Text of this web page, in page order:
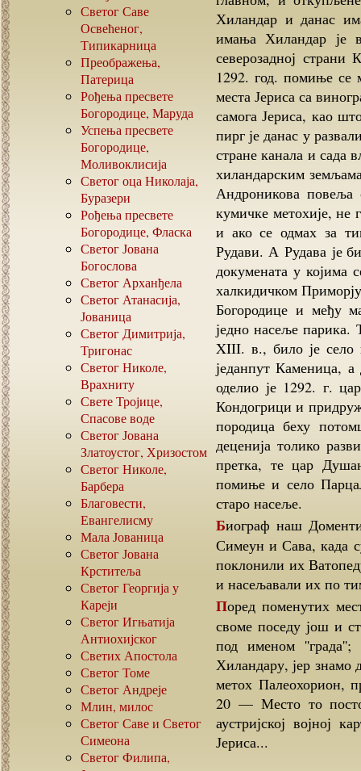
Светог Саве
Освећеног,
Типикарница
Преображења,
Патерица
Рођења пресвете
Богородице, Маруда
Успења пресвете
Богородице,
Моливоклисија
Светог оца Николаја,
Буразери
Рођења пресвете
Богородице, Фласка
Светог Јована
Богослова
Светог Арханђела
Светог Атанасија,
Јованица
Светог Димитрија,
Тригонас
Светог Николе,
Врахниту
Свете Тројице,
Спасове воде
Светог Јована
Златоустог, Хризостом
Светог Николе,
Барбера
Благовести,
Евангелисму
Мала Јованица
Светог Јована
Крститеља
Светог Георгија у
Кареји
Светог Игњатија
Антиохијског
Светих Апостола
Светог Томе
Светог Андреје
Млин, милос
Светог Саве и Светог
Симеона
Светог Филипа,
Хиландар и данас
имања Хиландар
северозадној
1292. год. помиње се
места Јериса са
самога Јериса, као
пирг је данас у
стране канала и сада
хиландарским
Андроникова
кумичке метохије, не
и ако се одмах за
Рудави. А Рудава је
докумената у којима
халкидичком
Богородице и међу
једно насеље
XIII. в., било је село
једанпут Каменица,
оделио је 1292. г.
Кондогрици и
породица беху
деценија толико
претка, те цар
помиње и село
старо насеље.
Биограф наш Доментијан забележио је око половине тога века: да су Св.
Симеун и Сава, када
поклонили их
и насељавали их по
Поред поменутих места Хиландар је у источном крају Халкидике имао у
своме поседу још и
под именом
Хиландару, јер знамо
метох Палеохорион,
20 — Место то
аустријској војној
Јериса...